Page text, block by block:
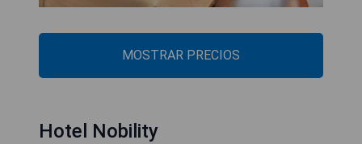
MOSTRAR PRECIOS
Hotel Nobility